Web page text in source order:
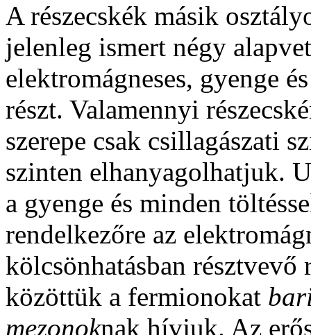
A részecskék másik
jelenleg ismert négy
elektromágneses, gyenge
részt. Valamennyi
szerepe csak csillagászati
szinten elhanyagolhatjuk.
a gyenge és minden
rendelkezőre az
kölcsönhatásban résztvevő
közöttük a fermionokat
mezonoknak hívjuk. Az